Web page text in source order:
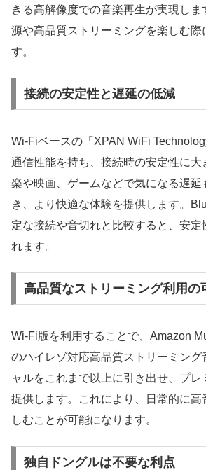
きる高解像度での音楽再生が実現し
源や高品質ストリーミングを楽しむ際
す。
接続の安定性と遅延の低減
Wi-Fiベースの「XPAN WiFi
通信性能を持ち、接続時の安定性に大
楽や映画、ゲームなどで気になる遅延
き、より快適な体験を提供します。
定な接続や音切れと比較すると、安定
れます。
高品質なストリーミング利用の
Wi-Fi版を利用することで、Amazon
のハイレゾ対応高品質ストリーミング
ャルをこれまで以上に引き出せ、プ
提供します。これにより、日常的に高
しむことが可能になります。
独自ドングルは不要な利点